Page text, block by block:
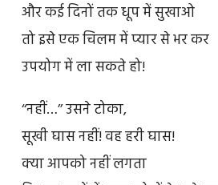
और कई दिनों तक धूप में सुखाओ
तो इसे एक चिलम में प्यार से भर कर
उपयोग में ला सकते हो!
‘‘नहीं…’’ उसने टोका,
सूखी घास नहीं! वह हरी घास!
क्या आपको नहीं लगता